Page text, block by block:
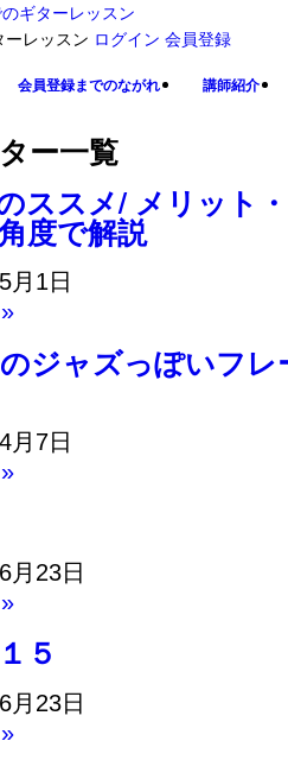
ーレッスン ログイン 会員登録
会員登録までのながれ 講師紹介
ー一覧
ススメ/ メリット
度で解説
月1日
ジャズっぽいフレ
月7日
月23日
５
月23日